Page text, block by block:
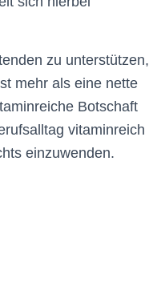
zu unterstützen,
mehr als eine nette
Botschaft
vitaminreich
einzuwenden.